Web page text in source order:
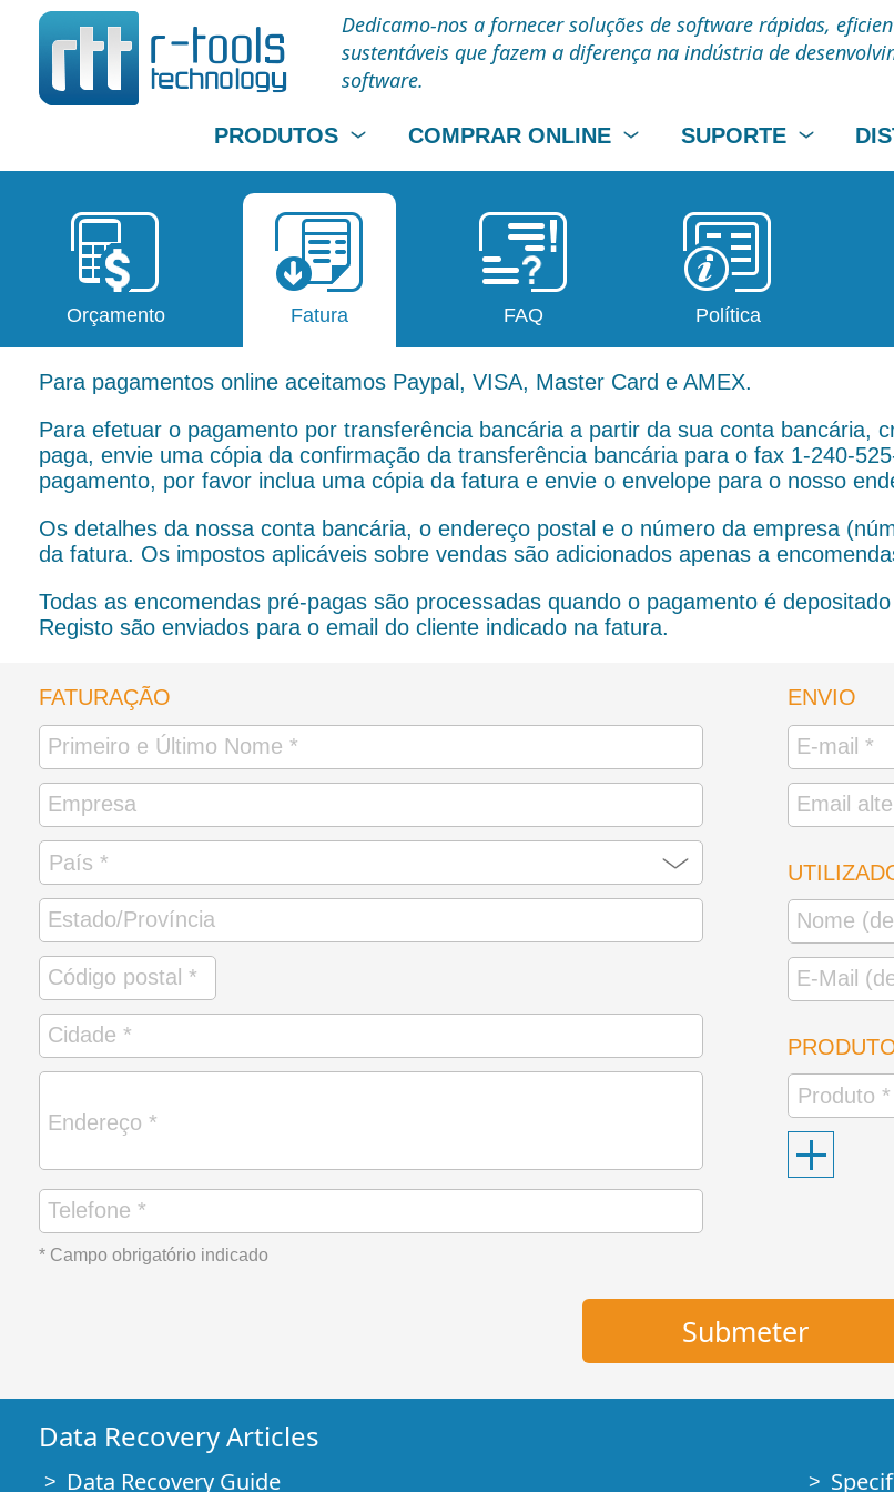
Dedicamo-nos a fornecer soluções de software rápidas,
sustentáveis que fazem a diferença na indústria de
software.
PRODUTOS COMPRAR ONLINE SUPORTE
Orçamento Fatura FAQ Política
Para pagamentos online aceitamos Paypal, VISA, Master Card e AMEX.
Para efetuar o pagamento por transferência bancária a partir da sua conta bancária,
paga, envie uma cópia da confirmação da transferência bancária para o fax 1-240-
pagamento, por favor inclua uma cópia da fatura e envie o envelope para o nosso
Os detalhes da nossa conta bancária, o endereço postal e o número da empresa
da fatura. Os impostos aplicáveis sobre vendas são adicionados apenas a
Todas as encomendas pré-pagas são processadas quando o pagamento é
Registo são enviados para o email do cliente indicado na fatura.
FATURAÇÃO ENVIO
* Campo obrigatório indicado
Data Recovery Articles
Data Recovery Guide